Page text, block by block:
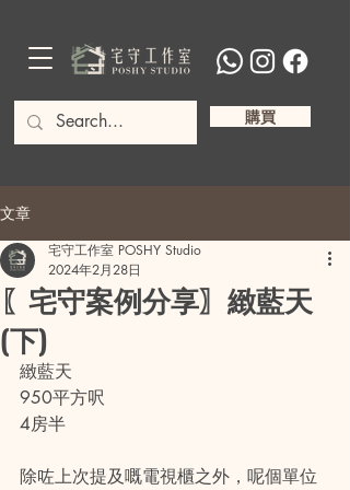
購買
文章
〖宅守案例分享〗緻藍天
(下)
宅守工作室 POSHY Studio
2024年2月28日
緻藍天
950平方呎
4房半
除咗上次提及嘅電視櫃之外，呢個單位